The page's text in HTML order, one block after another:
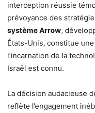
interception réussie
prévoyance des
système Arrow,
États-Unis, constitue
l’incarnation de la
Israël est connu.
La décision audacieuse
reflète l’engagement